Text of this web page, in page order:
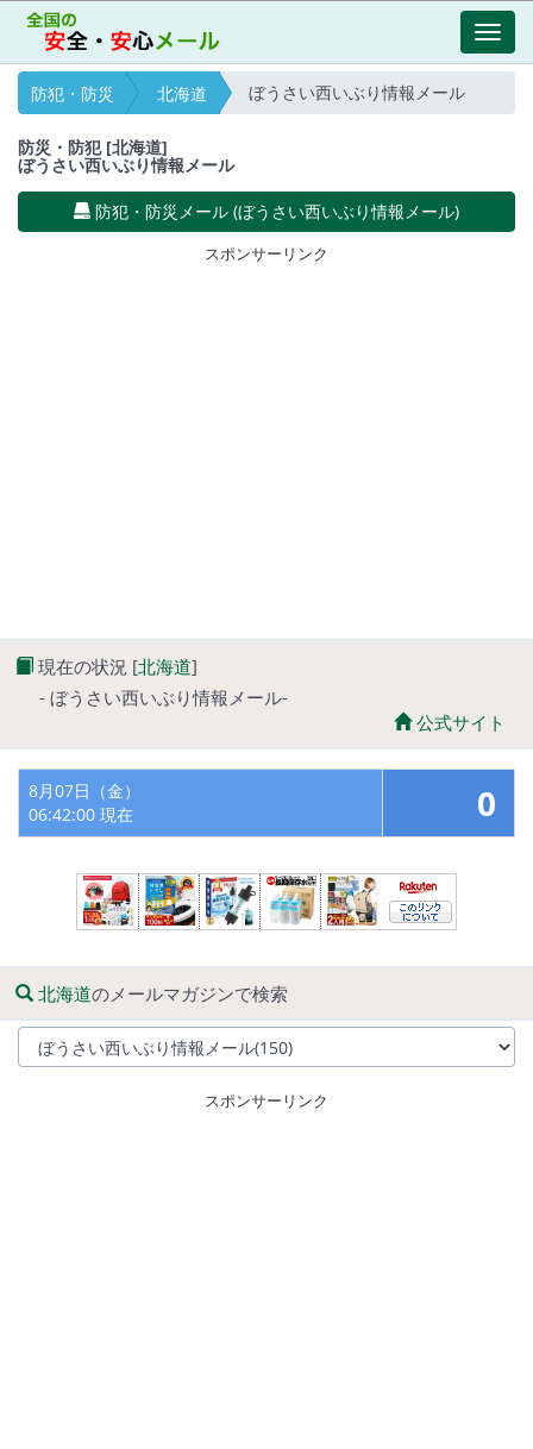
防犯・防災
北海道 ぼうさい西いぶり情報メール
防災・防犯 [北海道]
ぼうさい西いぶり情報メール
防犯・防災メール (ぼうさい西いぶり情報メール)
スポンサーリンク
現在の状況 [北海道]
- ぼうさい西いぶり情報メール-
公式サイト
8月07日（金）
06:42:00 現在
0
北海道のメールマガジンで検索
スポンサーリンク